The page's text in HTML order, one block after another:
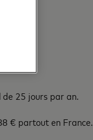
25 jours par an.
€ partout en France.